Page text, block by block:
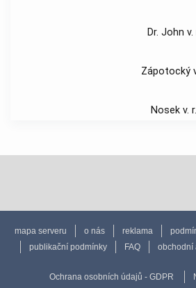
Dr. John v.
Zápotocký
Nosek v. r.
mapa serveru o nás reklama
publikační podmínky
FAQ obchodní
Ochrana osobních údajů - GDPR